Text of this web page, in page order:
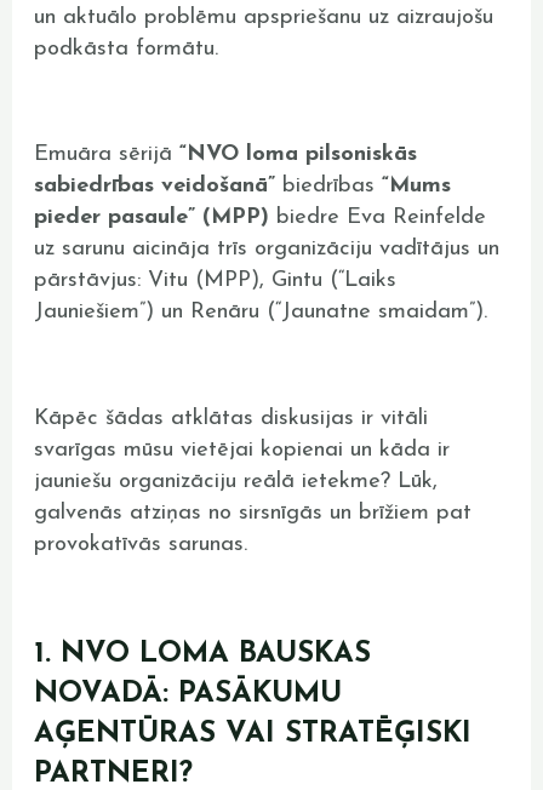
un aktuālo problēmu apspriešanu uz aizraujošu
podkāsta formātu.
Emuāra sērijā“NVO loma pilsoniskās
sabiedrības veidošanā” biedrības“Mums
pieder pasaule” (MPP) biedre Eva Reinfelde
uz sarunu aicināja trīs organizāciju vadītājus un
pārstāvjus: Vitu (MPP), Gintu (“Laiks
Jauniešiem”) un Renāru (“Jaunatne smaidam”).
Kāpēc šādas atklātas diskusijas ir vitāli
svarīgas mūsu vietējai kopienai un kāda ir
jauniešu organizāciju reālā ietekme? Lūk,
galvenās atziņas no sirsnīgās un brīžiem pat
provokatīvās sarunas.
1. NVO LOMA BAUSKAS
NOVADĀ: PASĀKUMU
AĢENTŪRAS VAI STRATĒĢISKI
PARTNERI?